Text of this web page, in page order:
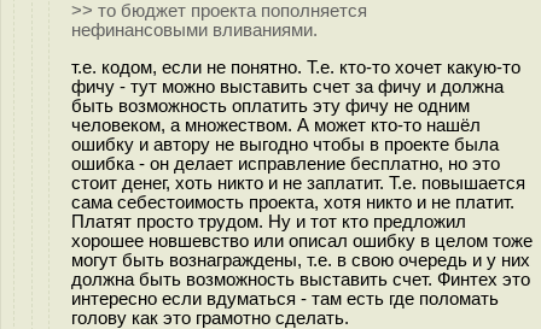
>> то бюджет проекта пополняется
нефинансовыми вливаниями.
т.е. кодом, если не понятно. Т.е. кто-то хочет какую-то
фичу - тут можно выставить счет за фичу и должна
быть возможность оплатить эту фичу не одним
человеком, а множеством. А может кто-то нашёл
ошибку и автору не выгодно чтобы в проекте была
ошибка - он делает исправление бесплатно, но это
стоит денег, хоть никто и не заплатит. Т.е. повышается
сама себестоимость проекта, хотя никто и не платит.
Платят просто трудом. Ну и тот кто предложил
хорошее новшевство или описал ошибку в целом тоже
могут быть вознаграждены, т.е. в свою очередь и у них
должна быть возможность выставить счет. Финтех это
интересно если вдуматься - там есть где поломать
голову как это грамотно сделать.